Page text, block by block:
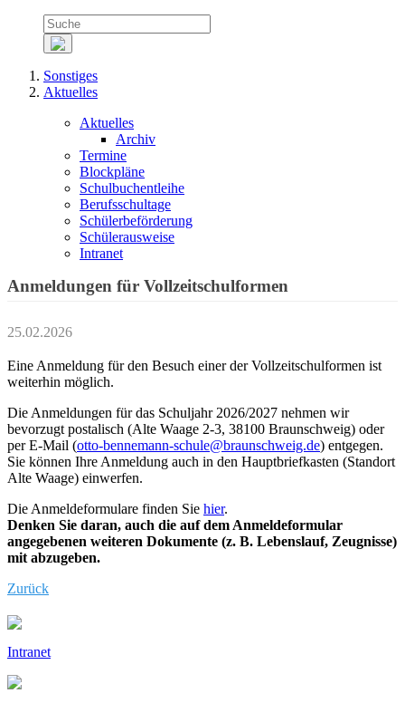
Sonstiges
Aktuelles
Aktuelles
Archiv
Termine
Blockpläne
Schulbuchentleihe
Berufsschultage
Schülerbeförderung
Schülerausweise
Intranet
Anmeldungen für Vollzeitschulformen
25.02.2026
Eine Anmeldung für den Besuch einer der Vollzeitschulformen ist
weiterhin möglich.
Die Anmeldungen für das Schuljahr 2026/2027 nehmen wir
bevorzugt postalisch (Alte Waage 2-3, 38100 Braunschweig) oder
per E-Mail (otto-bennemann-schule@braunschweig.de) entgegen.
Sie können Ihre Anmeldung auch in den Hauptbriefkasten (Standort
Alte Waage) einwerfen.
Die Anmeldeformulare finden Sie hier.
Denken Sie daran, auch die auf dem Anmeldeformular
angegebenen weiteren Dokumente (z. B. Lebenslauf, Zeugnisse)
mit abzugeben.
Zurück
Intranet